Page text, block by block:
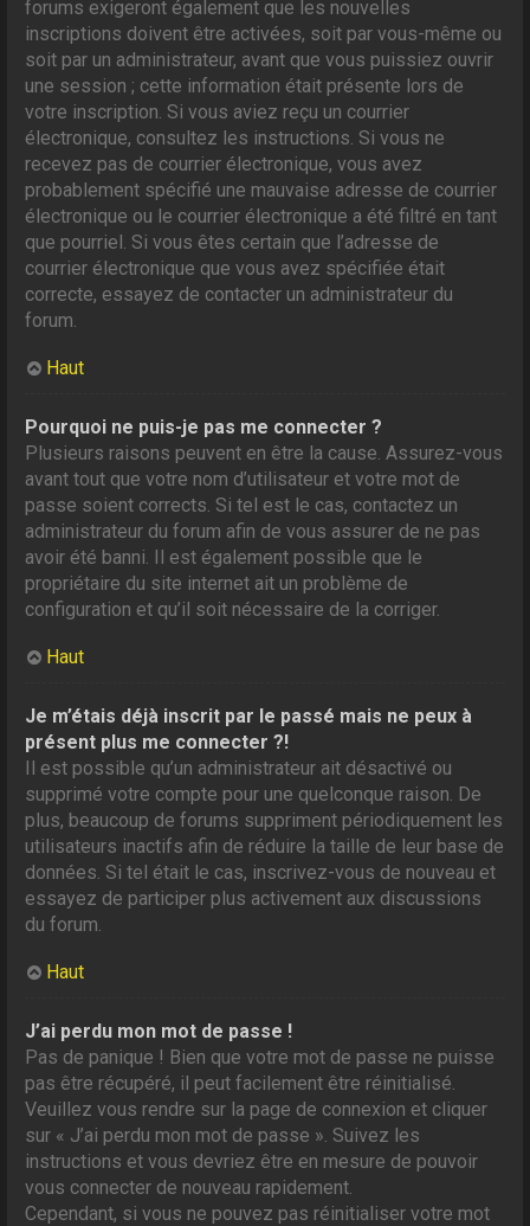
forums exigeront également que les nouvelles
inscriptions doivent être activées, soit par vous-même ou
soit par un administrateur, avant que vous puissiez ouvrir
une session ; cette information était présente lors de
votre inscription. Si vous aviez reçu un courrier
électronique, consultez les instructions. Si vous ne
recevez pas de courrier électronique, vous avez
probablement spécifié une mauvaise adresse de courrier
électronique ou le courrier électronique a été filtré en tant
que pourriel. Si vous êtes certain que l’adresse de
courrier électronique que vous avez spécifiée était
correcte, essayez de contacter un administrateur du
forum.
Haut
Pourquoi ne puis-je pas me connecter ?
Plusieurs raisons peuvent en être la cause. Assurez-vous
avant tout que votre nom d’utilisateur et votre mot de
passe soient corrects. Si tel est le cas, contactez un
administrateur du forum afin de vous assurer de ne pas
avoir été banni. Il est également possible que le
propriétaire du site internet ait un problème de
configuration et qu’il soit nécessaire de la corriger.
Haut
Je m’étais déjà inscrit par le passé mais ne peux à
présent plus me connecter ?!
Il est possible qu’un administrateur ait désactivé ou
supprimé votre compte pour une quelconque raison. De
plus, beaucoup de forums suppriment périodiquement les
utilisateurs inactifs afin de réduire la taille de leur base de
données. Si tel était le cas, inscrivez-vous de nouveau et
essayez de participer plus activement aux discussions
du forum.
Haut
J’ai perdu mon mot de passe !
Pas de panique ! Bien que votre mot de passe ne puisse
pas être récupéré, il peut facilement être réinitialisé.
Veuillez vous rendre sur la page de connexion et cliquer
sur « J’ai perdu mon mot de passe ». Suivez les
instructions et vous devriez être en mesure de pouvoir
vous connecter de nouveau rapidement.
Cependant, si vous ne pouvez pas réinitialiser votre mot